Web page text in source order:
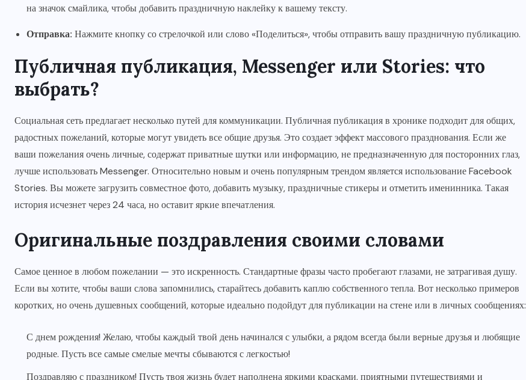
на значок смайлика, чтобы добавить праздничную наклейку к вашему тексту.
Отправка: Нажмите кнопку со стрелочкой или слово «Поделиться», чтобы отправить вашу праздничную публикацию.
Публичная публикация, Messenger или Stories: что
выбрать?
Социальная сеть предлагает несколько путей для коммуникации. Публичная публикация в хронике подходит для общих,
радостных пожеланий, которые могут увидеть все общие друзья. Это создает эффект массового празднования. Если же
ваши пожелания очень личные, содержат приватные шутки или информацию, не предназначенную для посторонних глаз,
лучше использовать Messenger. Относительно новым и очень популярным трендом является использование Facebook
Stories. Вы можете загрузить совместное фото, добавить музыку, праздничные стикеры и отметить именинника. Такая
история исчезнет через 24 часа, но оставит яркие впечатления.
Оригинальные поздравления своими словами
Самое ценное в любом пожелании — это искренность. Стандартные фразы часто пробегают глазами, не затрагивая душу.
Если вы хотите, чтобы ваши слова запомнились, старайтесь добавить каплю собственного тепла. Вот несколько примеров
коротких, но очень душевных сообщений, которые идеально подойдут для публикации на стене или в личных сообщениях:
С днем рождения! Желаю, чтобы каждый твой день начинался с улыбки, а рядом всегда были верные друзья и любящие
родные. Пусть все самые смелые мечты сбываются с легкостью!
Поздравляю с праздником! Пусть твоя жизнь будет наполнена яркими красками, приятными путешествиями и